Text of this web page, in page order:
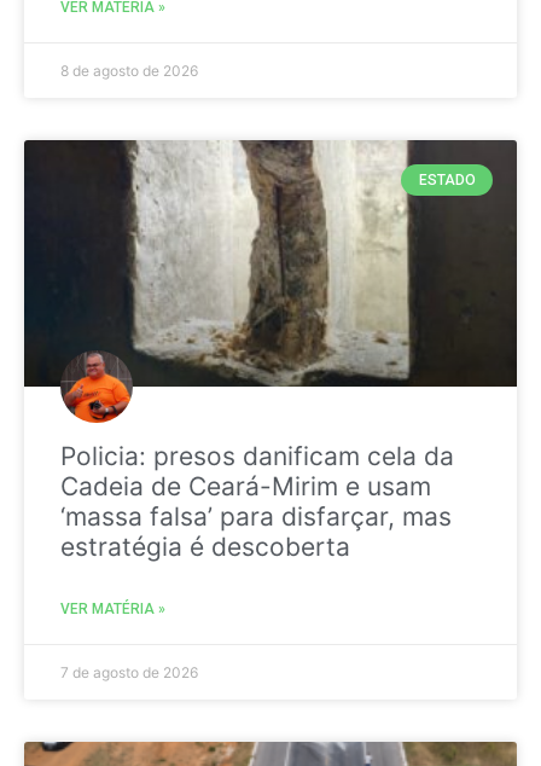
VER MATÉRIA »
8 de agosto de 2026
ESTADO
Policia: presos danificam cela da
Cadeia de Ceará-Mirim e usam
‘massa falsa’ para disfarçar, mas
estratégia é descoberta
VER MATÉRIA »
7 de agosto de 2026